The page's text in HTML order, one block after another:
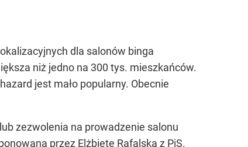
dla salonów binga
niż jedno na 300 tys. mieszkańców.
jest mało popularny. Obecnie
zezwolenia na prowadzenie salonu
przez Elżbietę Rafalską z PiS.